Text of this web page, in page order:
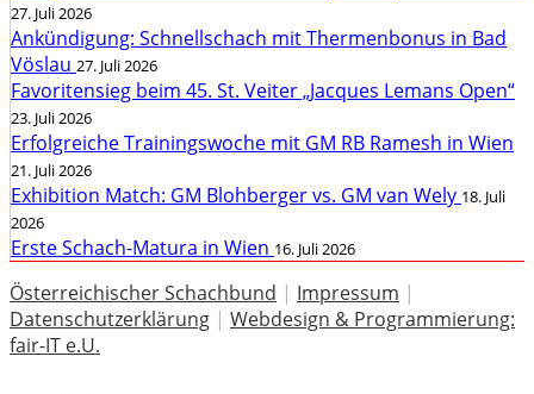
27. Juli 2026
Ankündigung: Schnellschach mit Thermenbonus in Bad
Vöslau 27. Juli 2026
Favoritensieg beim 45. St. Veiter „Jacques Lemans Open“
23. Juli 2026
Erfolgreiche Trainingswoche mit GM RB Ramesh in Wien
21. Juli 2026
Exhibition Match: GM Blohberger vs. GM van Wely 18. Juli
2026
Erste Schach-Matura in Wien 16. Juli 2026
Österreichischer Schachbund | Impressum |
Datenschutzerklärung | Webdesign & Programmierung:
fair-IT e.U.